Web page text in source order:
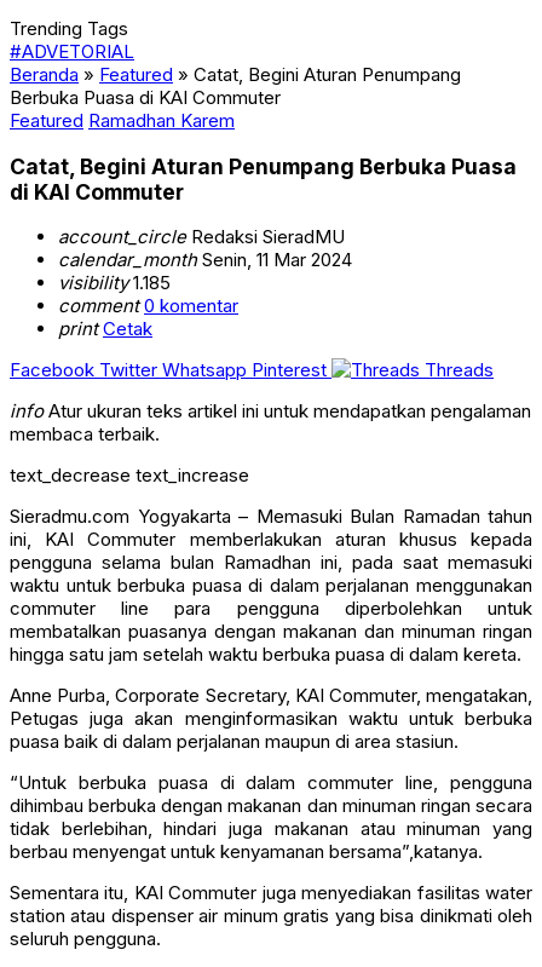
Trending Tags
#ADVETORIAL
Beranda » Featured » Catat, Begini Aturan Penumpang
Berbuka Puasa di KAI Commuter
Featured Ramadhan Karem
Catat, Begini Aturan Penumpang Berbuka Puasa
di KAI Commuter
account_circleRedaksi SieradMU
calendar_monthSenin, 11 Mar 2024
visibility1.185
comment 0 komentar
print Cetak
Facebook Twitter Whatsapp Pinterest
Threads
infoAtur ukuran teks artikel ini untuk mendapatkan pengalaman
membaca terbaik.
text_decrease text_increase
Sieradmu.com Yogyakarta – Memasuki Bulan Ramadan tahun
ini, KAI Commuter memberlakukan aturan khusus kepada
pengguna selama bulan Ramadhan ini, pada saat memasuki
waktu untuk berbuka puasa di dalam perjalanan menggunakan
commuter line para pengguna diperbolehkan untuk
membatalkan puasanya dengan makanan dan minuman ringan
hingga satu jam setelah waktu berbuka puasa di dalam kereta.
Anne Purba, Corporate Secretary, KAI Commuter, mengatakan,
Petugas juga akan menginformasikan waktu untuk berbuka
puasa baik di dalam perjalanan maupun di area stasiun.
“Untuk berbuka puasa di dalam commuter line, pengguna
dihimbau berbuka dengan makanan dan minuman ringan secara
tidak berlebihan, hindari juga makanan atau minuman yang
berbau menyengat untuk kenyamanan bersama”,katanya.
Sementara itu, KAI Commuter juga menyediakan fasilitas water
station atau dispenser air minum gratis yang bisa dinikmati oleh
seluruh pengguna.